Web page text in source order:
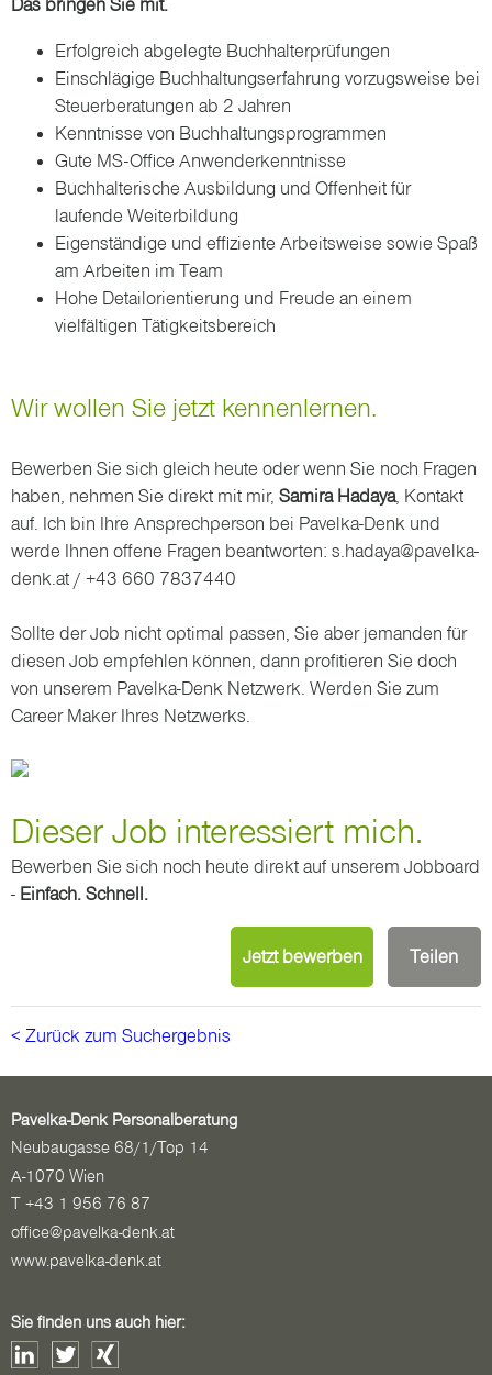
Das bringen Sie mit.
Erfolgreich abgelegte Buchhalterprüfungen
Einschlägige Buchhaltungserfahrung vorzugsweise bei
Steuerberatungen ab 2 Jahren
Kenntnisse von Buchhaltungsprogrammen
Gute MS-Office Anwenderkenntnisse
Buchhalterische Ausbildung und Offenheit für
laufende Weiterbildung
Eigenständige und effiziente Arbeitsweise sowie Spaß
am Arbeiten im Team
Hohe Detailorientierung und Freude an einem
vielfältigen Tätigkeitsbereich
Wir wollen Sie jetzt kennenlernen.
Bewerben Sie sich gleich heute oder wenn Sie noch Fragen
haben, nehmen Sie direkt mit mir, Samira Hadaya, Kontakt
auf. Ich bin Ihre Ansprechperson bei Pavelka-Denk und
werde Ihnen offene Fragen beantworten: s.hadaya@pavelka-
denk.at / +43 660 7837440‬
Sollte der Job nicht optimal passen, Sie aber jemanden für
diesen Job empfehlen können, dann profitieren Sie doch
von unserem Pavelka-Denk Netzwerk. Werden Sie zum
Career Maker Ihres Netzwerks.
Dieser Job interessiert mich.
Bewerben Sie sich noch heute direkt auf unserem Jobboard
- Einfach. Schnell.
Jetzt bewerben Teilen
< Zurück zum Suchergebnis
Pavelka-Denk Personalberatung
Neubaugasse 68/1/Top 14
A-1070 Wien
T +43 1 956 76 87
office@pavelka-denk.at
www.pavelka-denk.at
Sie finden uns auch hier: